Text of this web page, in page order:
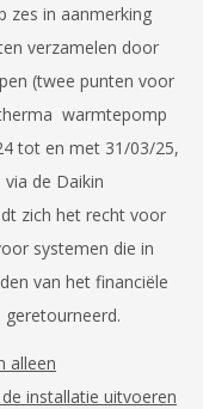
zes in aanmerking
verzamelen door
(twee punten voor
warmtepomp
tot en met 31/03/25,
de Daikin
zich het recht voor
systemen die in
van het financiële
alleen
installatie uitvoeren